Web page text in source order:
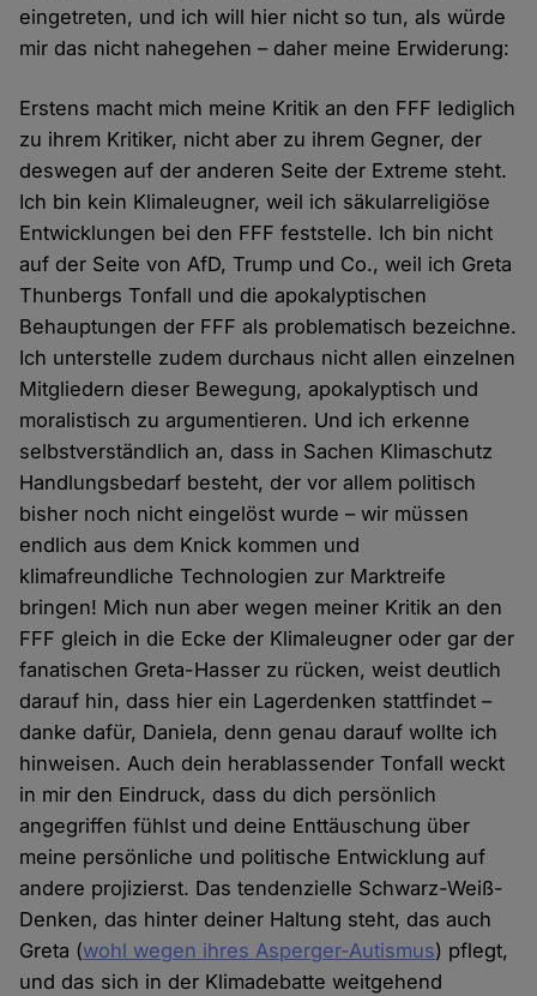
eingetreten, und ich will hier nicht so tun, als würde
mir das nicht nahegehen – daher meine Erwiderung:
Erstens macht mich meine Kritik an den FFF lediglich
zu ihrem Kritiker, nicht aber zu ihrem Gegner, der
deswegen auf der anderen Seite der Extreme steht.
Ich bin kein Klimaleugner, weil ich säkularreligiöse
Entwicklungen bei den FFF feststelle. Ich bin nicht
auf der Seite von AfD, Trump und Co., weil ich Greta
Thunbergs Tonfall und die apokalyptischen
Behauptungen der FFF als problematisch bezeichne.
Ich unterstelle zudem durchaus nicht allen einzelnen
Mitgliedern dieser Bewegung, apokalyptisch und
moralistisch zu argumentieren. Und ich erkenne
selbstverständlich an, dass in Sachen Klimaschutz
Handlungsbedarf besteht, der vor allem politisch
bisher noch nicht eingelöst wurde – wir müssen
endlich aus dem Knick kommen und
klimafreundliche Technologien zur Marktreife
bringen! Mich nun aber wegen meiner Kritik an den
FFF gleich in die Ecke der Klimaleugner oder gar der
fanatischen Greta-Hasser zu rücken, weist deutlich
darauf hin, dass hier ein Lagerdenken stattfindet –
danke dafür, Daniela, denn genau darauf wollte ich
hinweisen. Auch dein herablassender Tonfall weckt
in mir den Eindruck, dass du dich persönlich
angegriffen fühlst und deine Enttäuschung über
meine persönliche und politische Entwicklung auf
andere projizierst. Das tendenzielle Schwarz-Weiß-
Denken, das hinter deiner Haltung steht, das auch
Greta (wohl wegen ihres Asperger-Autismus) pflegt,
und das sich in der Klimadebatte weitgehend